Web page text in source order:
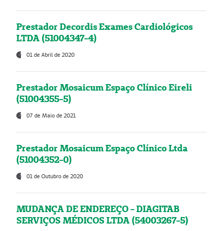
Prestador Decordis Exames Cardiológicos
LTDA (51004347-4)
01 de Abril de 2020
Prestador Mosaicum Espaço Clínico Eireli
(51004355-5)
07 de Maio de 2021
Prestador Mosaicum Espaço Clínico Ltda
(51004352-0)
01 de Outubro de 2020
MUDANÇA DE ENDEREÇO - DIAGITAB
SERVIÇOS MÉDICOS LTDA (54003267-5)